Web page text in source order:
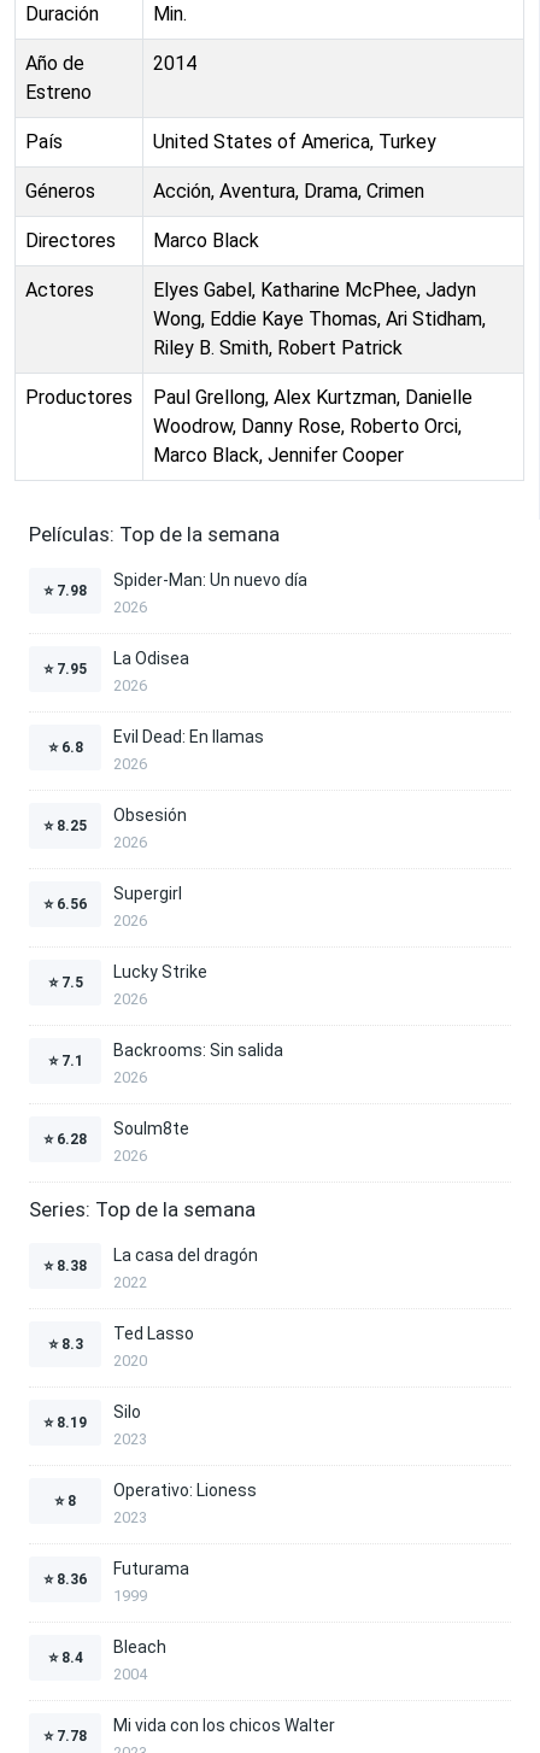
Duración Min.
Año de
Estreno
2014
País United States of America, Turkey
Géneros Acción, Aventura, Drama, Crimen
Directores Marco Black
Actores
Elyes Gabel, Katharine McPhee, Jadyn
Wong, Eddie Kaye Thomas, Ari Stidham,
Riley B. Smith, Robert Patrick
Productores
Paul Grellong, Alex Kurtzman, Danielle
Woodrow, Danny Rose, Roberto Orci,
Marco Black, Jennifer Cooper
Películas: Top de la semana
⭐ 7.98
Spider-Man: Un nuevo día
2026
⭐ 7.95
La Odisea
2026
⭐ 6.8
Evil Dead: En llamas
2026
⭐ 8.25
Obsesión
2026
⭐ 6.56
Supergirl
2026
⭐ 7.5
Lucky Strike
2026
⭐ 7.1
Backrooms: Sin salida
2026
⭐ 6.28
Soulm8te
2026
Series: Top de la semana
⭐ 8.38
La casa del dragón
2022
⭐ 8.3
Ted Lasso
2020
⭐ 8.19
Silo
2023
⭐ 8
Operativo: Lioness
2023
⭐ 8.36
Futurama
1999
⭐ 8.4
Bleach
2004
⭐ 7.78
Mi vida con los chicos Walter